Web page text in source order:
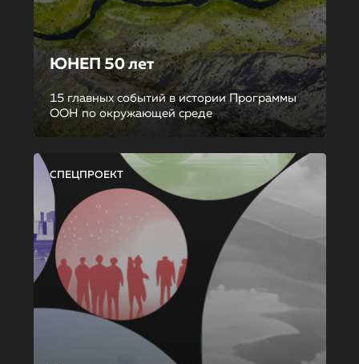
ЮНЕП 50 лет
15 главных событий в истории Программы
ООН по окружающей среде
СПЕЦПРОЕКТ